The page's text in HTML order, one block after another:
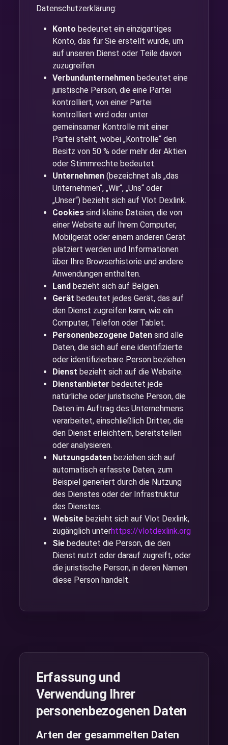
Datenschutzerklärung:
Konto bedeutet ein einzigartiges
Konto, das für Sie erstellt wurde, um
auf unseren Dienst oder Teile davon
zuzugreifen.
Verbundunternehmen bedeutet eine
juristische Person, die eine Partei
kontrolliert, von einer Partei
kontrolliert wird oder unter
gemeinsamer Kontrolle mit einer
Partei steht, wobei „Kontrolle“ den
Besitz von 50 % oder mehr der Aktien
oder Stimmrechte bedeutet.
Unternehmen (bezeichnet als „das
Unternehmen“, „Wir“, „Uns“ oder
„Unser“) bezieht sich auf Vlot Dexlink.
Cookies sind kleine Dateien, die von
einer Website auf Ihrem Computer,
Mobilgerät oder einem anderen Gerät
platziert werden und Informationen
über Ihre Browserhistorie und andere
Anwendungen enthalten.
Land bezieht sich auf Belgien.
Gerät bedeutet jedes Gerät, das auf
den Dienst zugreifen kann, wie ein
Computer, Telefon oder Tablet.
Personenbezogene Daten sind alle
Daten, die sich auf eine identifizierte
oder identifizierbare Person beziehen.
Dienst bezieht sich auf die Website.
Dienstanbieter bedeutet jede
natürliche oder juristische Person, die
Daten im Auftrag des Unternehmens
verarbeitet, einschließlich Dritter, die
den Dienst erleichtern, bereitstellen
oder analysieren.
Nutzungsdaten beziehen sich auf
automatisch erfasste Daten, zum
Beispiel generiert durch die Nutzung
des Dienstes oder der Infrastruktur
des Dienstes.
Website bezieht sich auf Vlot Dexlink,
zugänglich unterhttps://vlotdexlink.org
Sie bedeutet die Person, die den
Dienst nutzt oder darauf zugreift, oder
die juristische Person, in deren Namen
diese Person handelt.
Erfassung und
Verwendung Ihrer
personenbezogenen Daten
Arten der gesammelten Daten